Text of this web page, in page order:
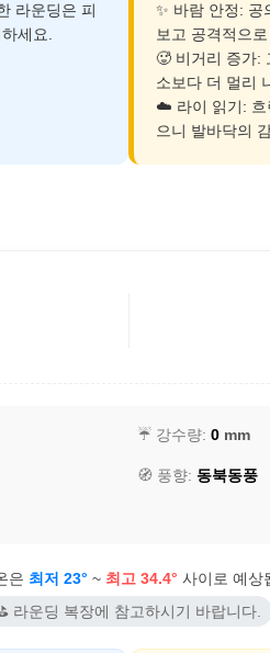
라운딩은 피
세요.
✨ 바람 안정: 공
보고 공격적으
🥵 비거리 증가:
소보다 더 멀리
☁️ 라이 읽기: 흐
으니 발바닥의
☔ 강수량: 0 mm
🧭 풍향: 동북동풍
은 최저 23° ~ 최고 34.4° 사이로 예상
라운딩 복장에 참고하시기 바랍니다.